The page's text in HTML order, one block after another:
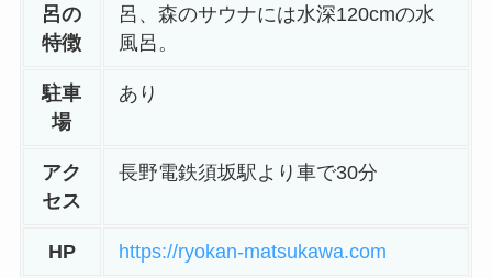
呂の
特徴
呂、森のサウナには水深120cmの水
風呂。
駐車
場
あり
アク
セス
長野電鉄須坂駅より車で30分
HP https://ryokan-matsukawa.com